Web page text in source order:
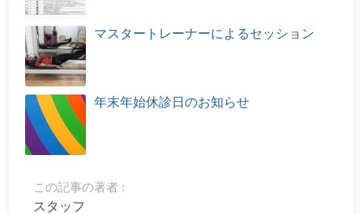
マスタートレーナーによるセッション
年末年始休診日のお知らせ
この記事の著者 :
スタッフ